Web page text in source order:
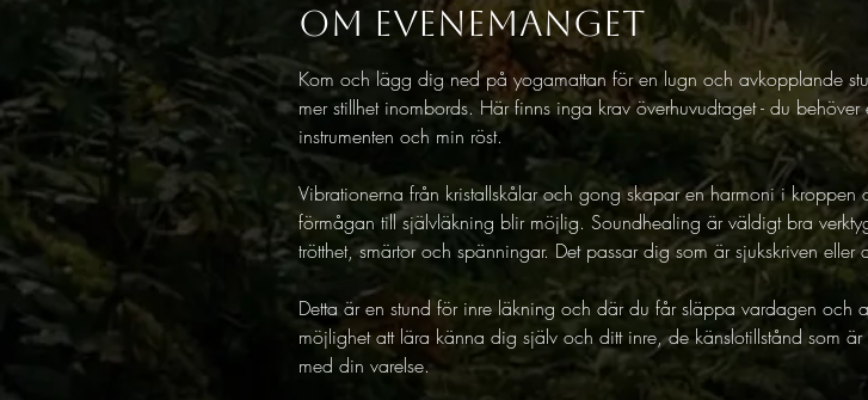
Om evenemanget
Kom och lägg dig ned på yogamattan för en lugn och avkopplande
mer stillhet inombords. Här finns inga krav överhuvudtaget - du
instrumenten och min röst.
Vibrationerna från kristallskålar och gong skapar en harmoni i
förmågan till självläkning blir möjlig. Soundhealing är väldigt bra
trötthet, smärtor och spänningar. Det passar dig som är sjukskriven
Detta är en stund för inre läkning och där du får släppa vardagen och
möjlighet att lära känna dig själv och ditt inre, de känslotillstånd som
med din varelse.